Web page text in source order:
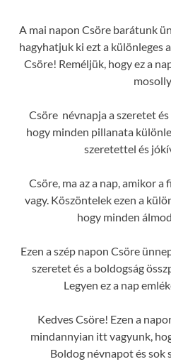
A mai napon Csöre barátunk
hagyhatjuk ki ezt a különleges
Csöre! Reméljük, hogy ez a
Csöre névnapja a szeretet
hogy minden pillanata
szeretettel és
Csöre, ma az a nap, amikor
vagy. Köszöntelek ezen a
hogy minden
Ezen a szép napon Csöre
szeretet és a boldogság
Legyen ez a nap
Kedves Csöre! Ezen a
mindannyian itt vagyunk,
Boldog névnapot és